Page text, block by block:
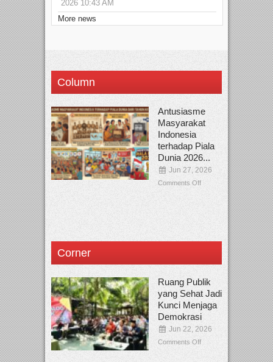
2026 10:43 AM
More news
Column
Antusiasme
Masyarakat
Indonesia
terhadap Piala
Dunia 2026...
Jun 27, 2026
Comments Off
Corner
Ruang Publik
yang Sehat Jadi
Kunci Menjaga
Demokrasi
Jun 22, 2026
Comments Off